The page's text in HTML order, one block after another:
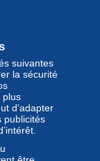
sur
leurs
suivantes
la sécurité
plus
d’adapter
publicités